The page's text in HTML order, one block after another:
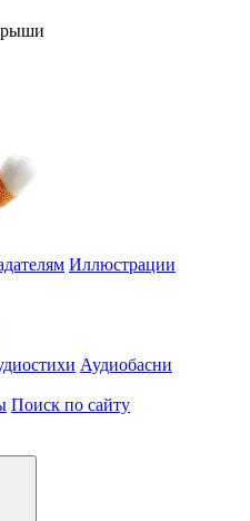
Иллюстрации
Аудиобасни
Поиск по сайту